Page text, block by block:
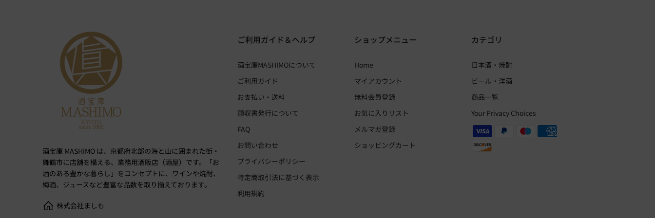
酒宝庫 MASHIMO は、京都府北部の海と山に囲まれた街・
舞鶴市に店舗を構える、業務用酒販店（酒屋）です。「お
酒のある豊かな暮らし」をコンセプトに、ワインや焼酎、
梅酒、ジュースなど豊富な品数を取り揃えております。
株式会社ましも
ご利用ガイド＆ヘルプ
酒宝庫MASHIMOについて
ご利用ガイド
お支払い・送料
領収書発行について
FAQ
お問い合わせ
プライバシーポリシー
特定商取引法に基づく表示
利用規約
ショップメニュー
Home
マイアカウント
無料会員登録
お気に入りリスト
メルマガ登録
ショッピングカート
カテゴリ
日本酒・焼酎
ビール・洋酒
商品一覧
Your Privacy Choices